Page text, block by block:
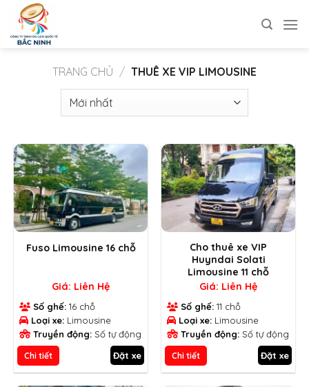
qua
nội
TRANG CHỦ / THUÊ XE VIP LIMOUSINE
Fuso Limousine 16 chỗ
Giá: Liên Hệ
Số ghế:16 chỗ
Loại xe:Limousine
Truyền động:Số tự động
Chi tiết Đặt xe
Cho thuê xe VIP
Huyndai Solati
Limousine 11 chỗ
Giá: Liên Hệ
Số ghế:11 chỗ
Loại xe:Limousine
Truyền động:Số tự động
Chi tiết Đặt xe